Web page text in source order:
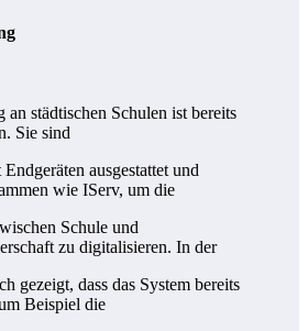
städtischen Schulen ist bereits
Sie sind
ausgestattet und
wie IServ, um die
Schule und
zu digitalisieren. In der
gezeigt, dass das System bereits
Beispiel die